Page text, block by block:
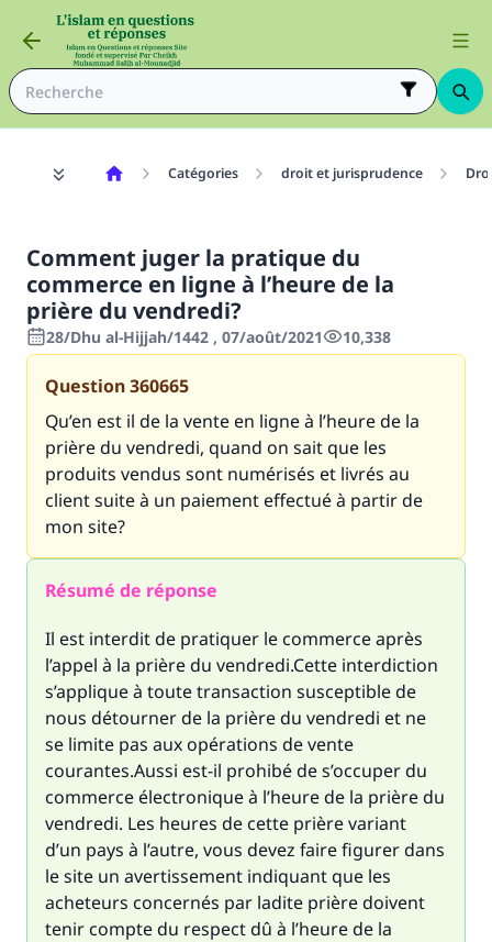
Catégories droit et jurisprudence
Comment juger la pratique du
commerce en ligne à l’heure de la
prière du vendredi?
28/Dhu al-Hijjah/1442 , 07/août/2021 10,338
Question360665
Qu’en est il de la vente en ligne à l’heure de la
prière du vendredi, quand on sait que les
produits vendus sont numérisés et livrés au
client suite à un paiement effectué à partir de
mon site?
Résumé de réponse
Il est interdit de pratiquer le commerce après
l’appel à la prière du vendredi.Cette interdiction
s’applique à toute transaction susceptible de
nous détourner de la prière du vendredi et ne
se limite pas aux opérations de vente
courantes.Aussi est-il prohibé de s’occuper du
commerce électronique à l’heure de la prière du
vendredi. Les heures de cette prière variant
d’un pays à l’autre, vous devez faire figurer dans
le site un avertissement indiquant que les
acheteurs concernés par ladite prière doivent
tenir compte du respect dû à l’heure de la